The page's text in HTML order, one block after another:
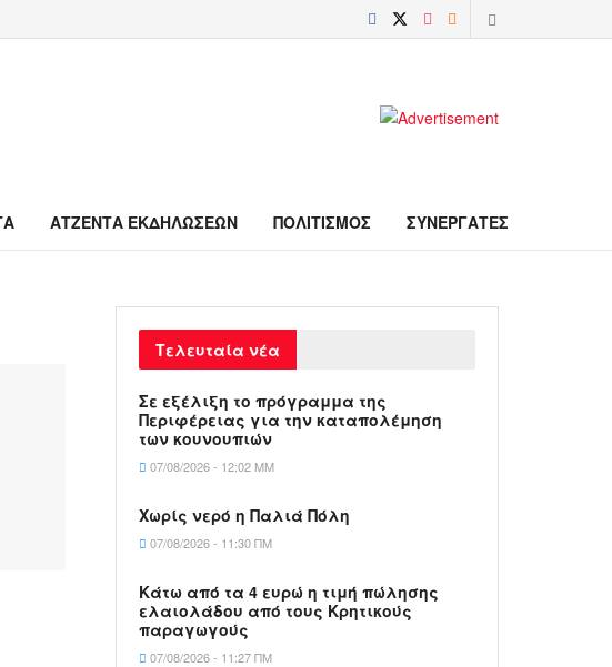
ΑΤΖΕΝΤΑ ΕΚΔΗΛΩΣΕΩΝ ΠΟΛΙΤΙΣΜΟΣ ΣΥΝΕΡΓΑΤΕΣ
Τελευταία νέα
Σε εξέλιξη το πρόγραμμα της
Περιφέρειας για την καταπολέμηση
των κουνουπιών
07/08/2026 - 12:02 ΜΜ
Χωρίς νερό η Παλιά Πόλη
07/08/2026 - 11:30 ΠΜ
Κάτω από τα 4 ευρώ η τιμή πώλησης
ελαιολάδου από τους Κρητικούς
παραγωγούς
07/08/2026 - 11:27 ΠΜ